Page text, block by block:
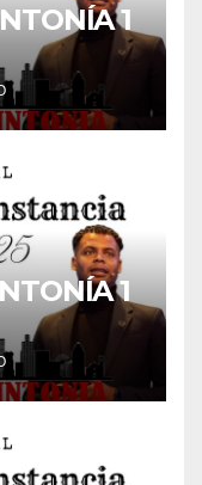
1
1